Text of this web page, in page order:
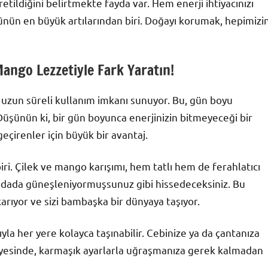
belirtmekte fayda var. Hem enerji ihtiyacınızı
en büyük artılarından biri. Doğayı korumak,
Lezzetiyle Fark Yaratın!
süreli kullanım imkanı sunuyor. Bu, gün boyu
ki, bir gün boyunca enerjinizin bitmeyeceği bir
için büyük bir avantaj.
ve mango karışımı, hem tatlı hem de ferahlatıcı
güneşleniyormuşsunuz gibi hissedeceksiniz. Bu
ve sizi bambaşka bir dünyaya taşıyor.
her yere kolayca taşınabilir. Cebinize ya da çantanıza
karmaşık ayarlarla uğraşmanıza gerek kalmadan